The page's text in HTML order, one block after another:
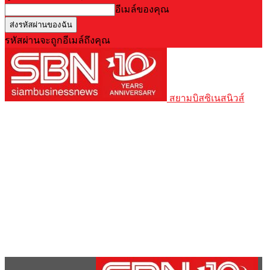
อีเมล์ของคุณ
รหัสผ่านจะถูกอีเมล์ถึงคุณ
สยามบิสซิเนสนิวส์